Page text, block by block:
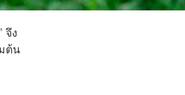
จึง
ต้น